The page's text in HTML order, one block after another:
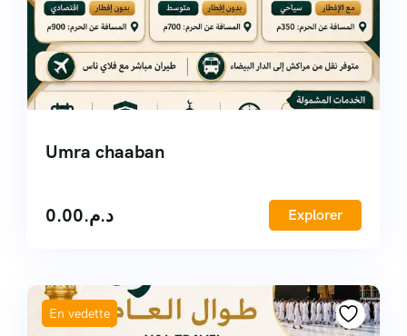
Umra chaaban
د.م.0.00 Explorer
En vedette